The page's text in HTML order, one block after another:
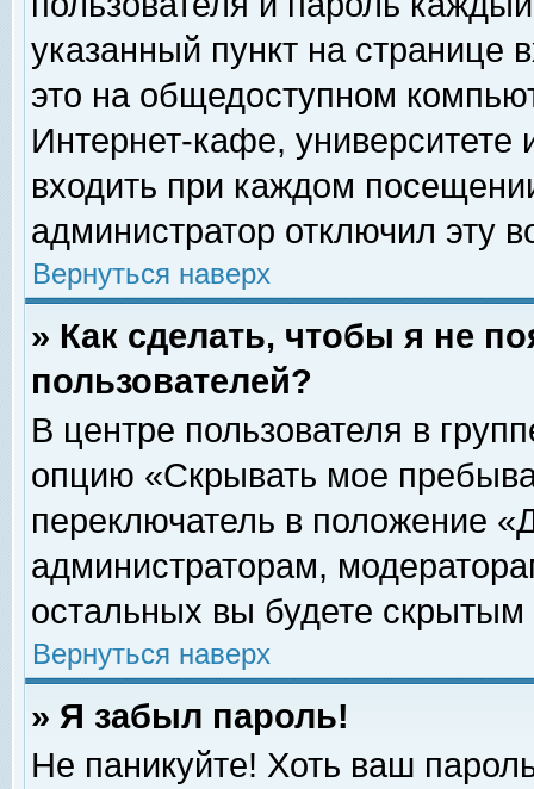
указанный пункт на
это на общедоступном
Интернет-кафе, университете
входить при каждом
администратор отключил эту
Вернуться наверх
» Как сделать, чтобы я не
пользователей?
В центре пользователя в
опцию «Скрывать мое
переключатель в положение
администраторам,
остальных вы будете скрытым
Вернуться наверх
» Я забыл пароль!
Не паникуйте! Хоть ваш